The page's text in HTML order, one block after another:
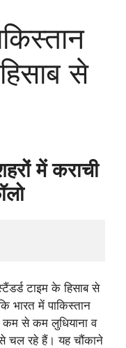
से
में कराची
टाइम के हिसाब से
भारत में पाकिस्तान
कम से कम लुधियाना व
चल रहे हैं। यह चौंकाने